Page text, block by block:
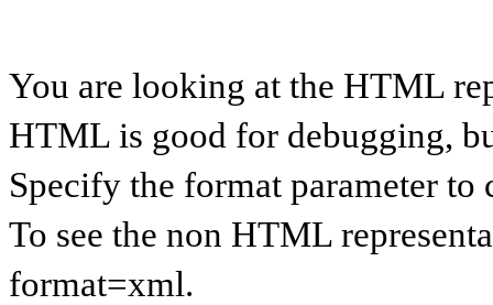
You are looking at the HTML
HTML is good for debugging,
Specify the format parameter to
To see the non HTML
format=xml.